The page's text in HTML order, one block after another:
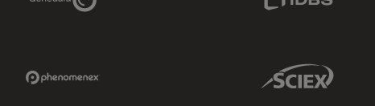
Sciex Link